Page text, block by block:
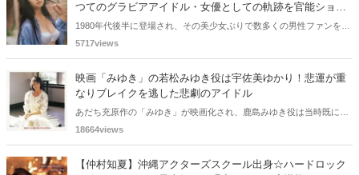
つてのグラビアアイドル・女優としての軌跡を官能ショッ
トをともにチェック！
1980年代後半に登場され、その美少女ぶりで数多くの男性ファンを魅
了した中村道代さん。グラビアを中心に活躍し、かつて発売した写真
ね。セクシー路線で存在感を発揮しましたね。今回の記事の主人公
は、そんなミドルエッジ世代の女神・中村道代さんとなります。
5717views
映画「みゆき」の若松みゆき役は宇佐美ゆかり！悲運が重
なりブレイクを逃した悲劇のアイドル
あだち充原作の「みゆき」が映画化され、鹿島みゆき役は当時既に知
名度があった三田寛子が務めています。そして主演の若松みゆき役に
目の大型新人として華々しいデビューを飾ったはずでしたが、その後
は姿をみかけなくなり、ひっそりと引退してしまいます。そんな宇佐
18664views
【仲村知夏】沖縄アクターズスクール出身☆ハードロック